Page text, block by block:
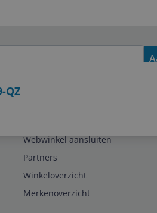
QZ
Webwinkel aansluiten
Partners
Winkeloverzicht
Merkenoverzicht